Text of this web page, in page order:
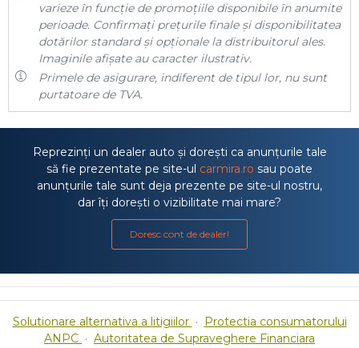
varieze în funcție de promoțiile disponibile în anumite
perioade. Confirmați prețurile finale și disponibilitatea
dotărilor standard și opționale la distribuitorul ales.
Imaginile afișate au caracter ilustrativ.
Primele de asigurare, indiferent de tipul lor, nu sunt
purtatoare de TVA.
Reprezinți un dealer auto și dorești ca anunțurile tale
să fie prezentate pe site-ul carmira.ro sau poate
anunțurile tale sunt deja prezente pe site-ul nostru,
dar îți dorești o vizibilitate mai mare?
Doresc cont de dealer!
Solutionare alternativa a litigiilor · Protectia consumatorului
ANPC · Autoritatea de Supraveghere Financiara